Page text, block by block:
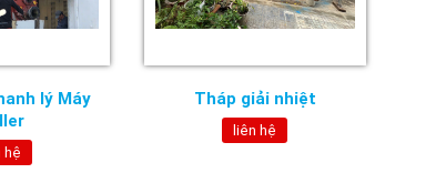
lý Máy
hệ
Tháp giải nhiệt
liên hệ